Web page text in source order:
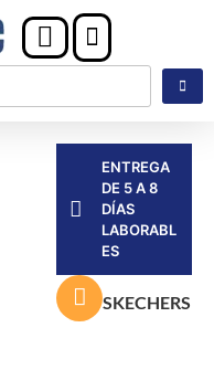
ENTREGA
DE 5 A 8
DÍAS
LABORABL
ES
SKECHERS